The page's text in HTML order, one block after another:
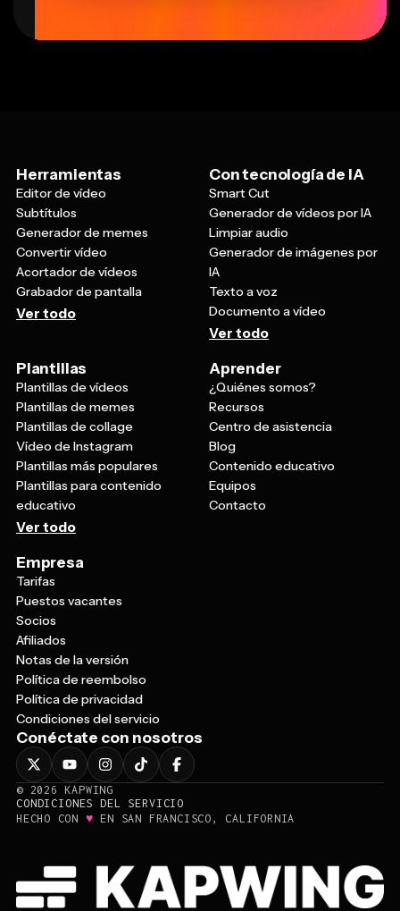
Herramientas
Editor de vídeo
Subtítulos
Generador de memes
Convertir vídeo
Acortador de vídeos
Grabador de pantalla
Ver todo
Con tecnología de IA
Smart Cut
Generador de vídeos por IA
Limpiar audio
Generador de imágenes por
IA
Texto a voz
Documento a vídeo
Ver todo
Plantillas
Plantillas de vídeos
Plantillas de memes
Plantillas de collage
Vídeo de Instagram
Plantillas más populares
Plantillas para contenido
educativo
Ver todo
Aprender
¿Quiénes somos?
Recursos
Centro de asistencia
Blog
Contenido educativo
Equipos
Contacto
Empresa
Tarifas
Puestos vacantes
Socios
Afiliados
Notas de la versión
Política de reembolso
Política de privacidad
Condiciones del servicio
Conéctate con nosotros
© 2026
KAPWING
CONDICIONES DEL SERVICIO
HECHO CON ♥ EN SAN FRANCISCO, CALIFORNIA